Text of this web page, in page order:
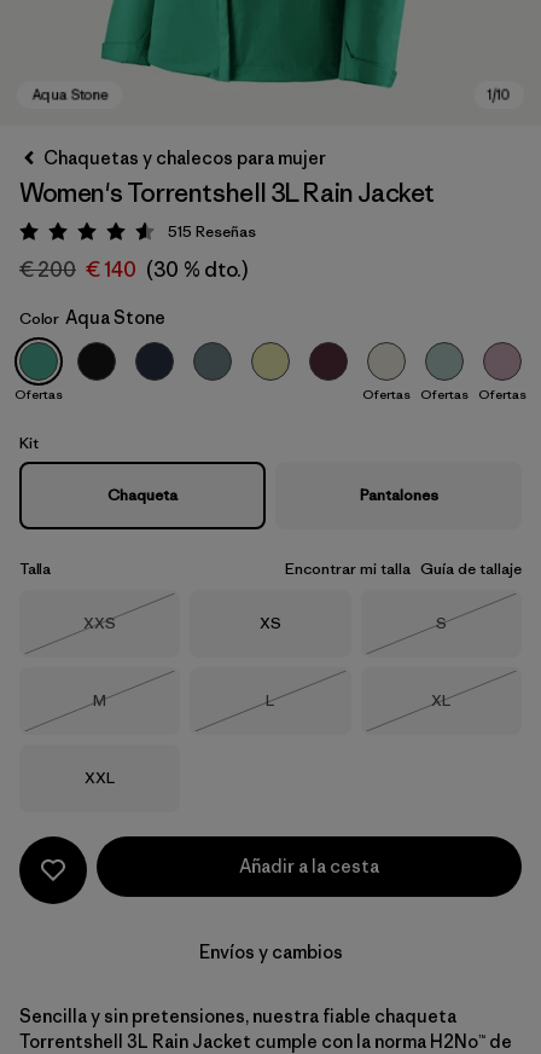
Aqua Stone
Chaquetas y chalecos para mujer
Women's Torrentshell 3L Rain Jacket
Puntuación: 4.6 / 5
515 Reseñas
€ 200 € 140 (30 % dto.)
Color Aqua Stone
Ofertas Ofertas Ofertas Ofertas
Kit
Chaqueta Pantalones
Talla Encontrar mi talla Guía de tallaje
Talla
XXS
Talla
XS Talla
S
Talla
M
Talla
L
Talla
XL
Talla
XXL
Añadir a la cesta
Envíos y cambios
Sencilla y sin pretensiones, nuestra fiable chaqueta
Torrentshell 3L Rain Jacket cumple con la norma H2No™ de